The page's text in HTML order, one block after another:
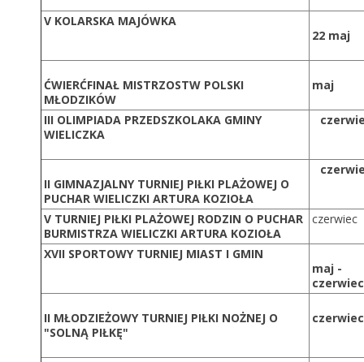
V KOLARSKA MAJÓWKA
22 maj
ĆWIERĆFINAŁ MISTRZOSTW POLSKI
MŁODZIKÓW
maj
III OLIMPIADA PRZEDSZKOLAKA GMINY
WIELICZKA
II GIMNAZJALNY TURNIEJ PIŁKI PLAŻOWEJ O
PUCHAR WIELICZKI ARTURA KOZIOŁA
V TURNIEJ PIŁKI PLAŻOWEJ RODZIN O PUCHAR
BURMISTRZA WIELICZKI ARTURA KOZIOŁA
czerwiec
XVII SPORTOWY TURNIEJ MIAST I GMIN
maj -
czerwiec
II MŁODZIEŻOWY TURNIEJ PIŁKI NOŻNEJ O
"SOLNĄ PIŁKĘ"
czerwiec